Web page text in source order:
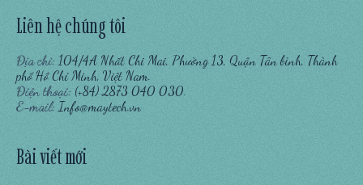
Liên hệ chúng tôi
Địa chỉ: 104/4A Nhất Chi Mai, Phường 13, Quận Tân bình, Thành
phố Hồ Chí Minh, Việt Nam.
Điện thoại: (+84) 2873 040 030.
E-mail: Info@maytech.vn
Bài viết mới